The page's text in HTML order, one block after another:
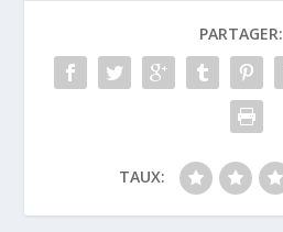
PARTAGER:
TAUX: